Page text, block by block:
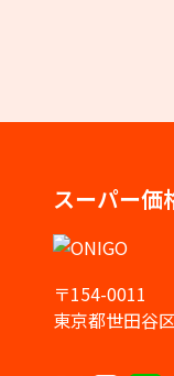
スーパー価
〒154-0011
東京都世田谷